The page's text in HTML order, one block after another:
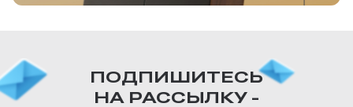
ПОДПИШИТЕСЬ
НА РАССЫЛКУ -